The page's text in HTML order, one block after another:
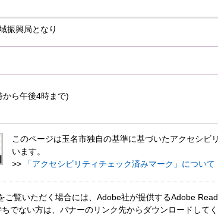
振興局となり
ら午後4時まで)
このページは玉名市独自の基準に基づいたアクセシビ
います。
>>
「アクセシビリティチェック済みマーク」について
ご覧いただく場合には、Adobe社が提供するAdobe
でない方は、バナーのリンク先からダウンロードしてく